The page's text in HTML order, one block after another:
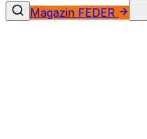
Magazin FEDER